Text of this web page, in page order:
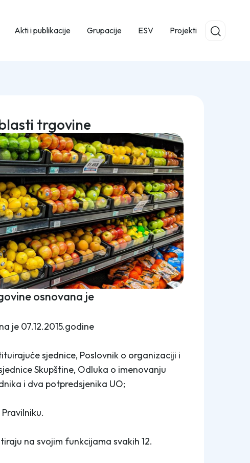
Akti i publikacije Grupacije ESV Projekti
trgovine
osnovana je
je 07.12.2015.godine
sjednice, Poslovnik o organizaciji i
Skupštine, Odluka o imenovanju
i dva potpredsjenika UO;
na svojim funkcijama svakih 12.